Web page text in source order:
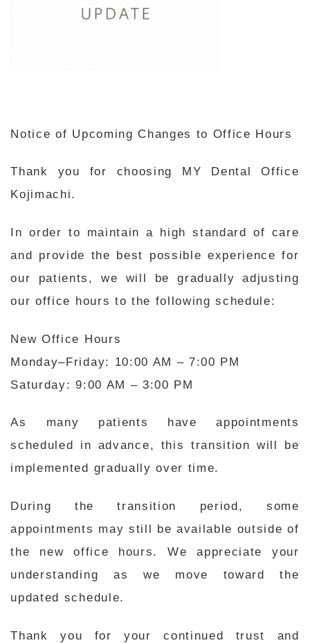
Notice of Upcoming Changes to Office Hours
Thank you for choosing MY Dental Office
Kojimachi.
In order to maintain a high standard of care
and provide the best possible experience for
our patients, we will be gradually adjusting
our office hours to the following schedule:
New Office Hours
Monday–Friday: 10:00 AM – 7:00 PM
Saturday: 9:00 AM – 3:00 PM
As many patients have appointments
scheduled in advance, this transition will be
implemented gradually over time.
During the transition period, some
appointments may still be available outside of
the new office hours. We appreciate your
understanding as we move toward the
updated schedule.
Thank you for your continued trust and